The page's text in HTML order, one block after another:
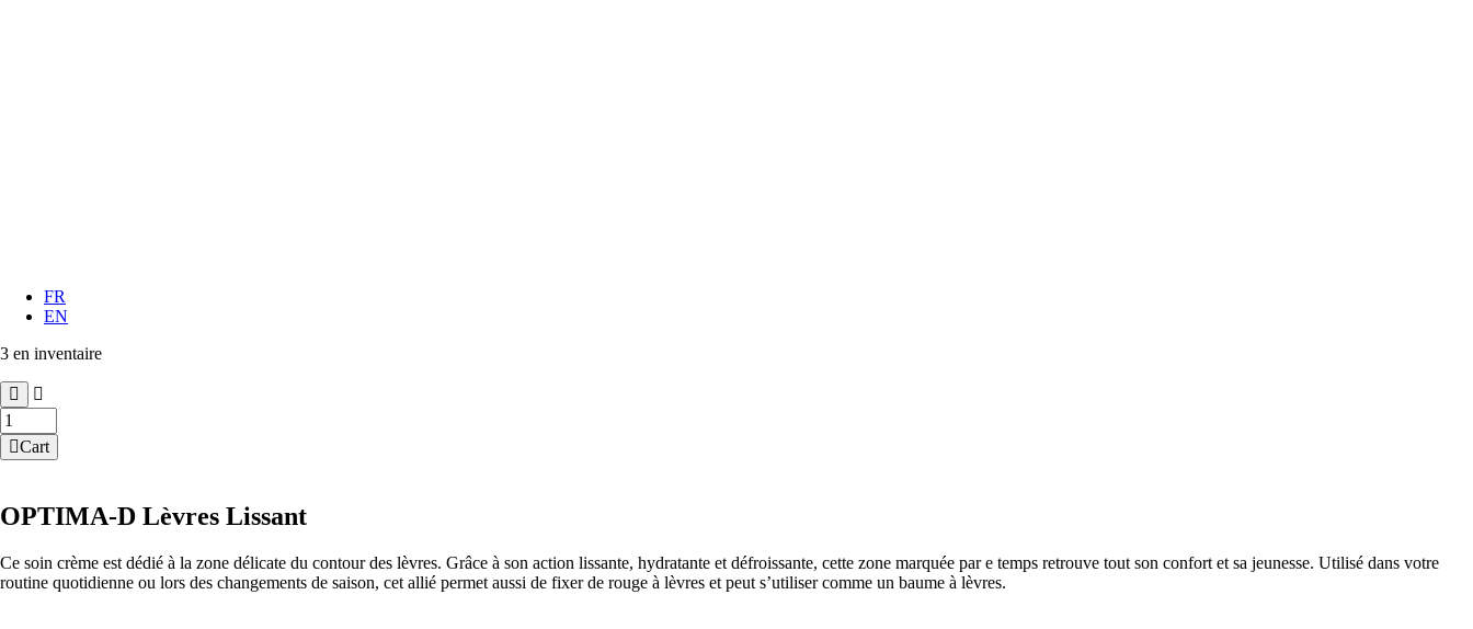
FR
EN
3 en inventaire
quantité
de
OPTIMA-
Lissant
Cart
OPTIMA-D Lèvres Lissant
Ce soin crème est dédié à la zone délicate du contour des lèvres. Grâce à son action lissante, hydratante et défroissante, cette zone marquée par e temps retrouve tout son confort et sa jeunesse. Utilisé dans votre
routine quotidienne ou lors des changements de saison, cet allié permet aussi de fixer de rouge à lèvres et peut s’utiliser comme un baume à lèvres.